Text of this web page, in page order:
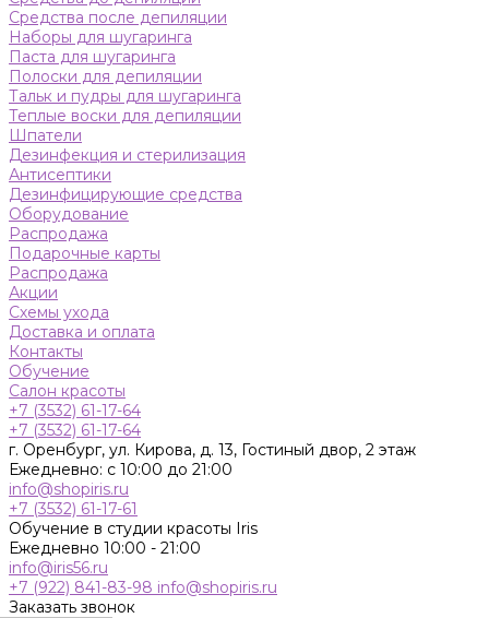
Средства после депиляции
Наборы для шугаринга
Паста для шугаринга
Полоски для депиляции
Тальк и пудры для шугаринга
Теплые воски для депиляции
Шпатели
Дезинфекция и стерилизация
Антисептики
Дезинфицирующие средства
Оборудование
Распродажа
Подарочные карты
Распродажа
Акции
Схемы ухода
Доставка и оплата
Контакты
Обучение
Салон красоты
+7 (3532) 61-17-64
+7 (3532) 61-17-64
г. Оренбург, ул. Кирова, д. 13, Гостиный двор, 2 этаж
Ежедневно: с 10:00 до 21:00
info@shopiris.ru
+7 (3532) 61-17-61
Обучение в студии красоты Iris
Ежедневно 10:00 - 21:00
info@iris56.ru
+7 (922) 841-83-98 info@shopiris.ru
Заказать звонок